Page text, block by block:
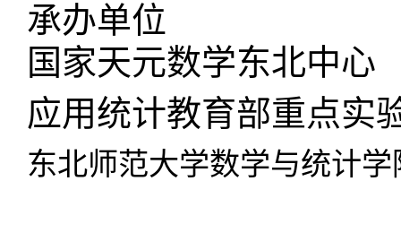
承办单位
国家天元数学东北中心
应用统计教育部重点实
东北师范大学数学与统计学